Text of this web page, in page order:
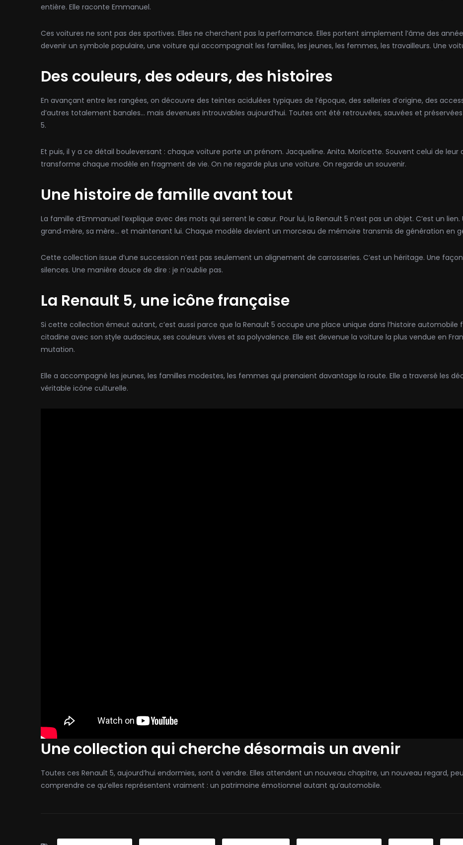
entière. Elle raconte Emmanuel.
Ces voitures ne sont pas des sportives. Elles ne cherchent pas la performance. Elles portent simplement l’âme des
devenir un symbole populaire, une voiture qui accompagnait les familles, les jeunes, les femmes, les travailleurs. Une
Des couleurs, des odeurs, des histoires
En avançant entre les rangées, on découvre des teintes acidulées typiques de l’époque, des selleries d’origine, des
d’autres totalement banales… mais devenues introuvables aujourd’hui. Toutes ont été retrouvées, sauvées et
5.
Et puis, il y a ce détail bouleversant : chaque voiture porte un prénom. Jacqueline. Anita. Moricette. Souvent celui de
transforme chaque modèle en fragment de vie. On ne regarde plus une voiture. On regarde un souvenir.
Une histoire de famille avant tout
La famille d’Emmanuel l’explique avec des mots qui serrent le cœur. Pour lui, la Renault 5 n’est pas un objet. C’est un lien.
grand‑mère, sa mère… et maintenant lui. Chaque modèle devient un morceau de mémoire transmis de génération en
Cette collection issue d’une succession n’est pas seulement un alignement de carrosseries. C’est un héritage. Une
silences. Une manière douce de dire : je n’oublie pas.
La Renault 5, une icône française
Si cette collection émeut autant, c’est aussi parce que la Renault 5 occupe une place unique dans l’histoire automobile
citadine avec son style audacieux, ses couleurs vives et sa polyvalence. Elle est devenue la voiture la plus vendue en
mutation.
Elle a accompagné les jeunes, les familles modestes, les femmes qui prenaient davantage la route. Elle a traversé les
véritable icône culturelle.
Une collection qui cherche désormais un avenir
Toutes ces Renault 5, aujourd’hui endormies, sont à vendre. Elles attendent un nouveau chapitre, un nouveau regard,
comprendre ce qu’elles représentent vraiment : un patrimoine émotionnel autant qu’automobile.